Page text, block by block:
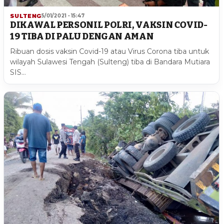
SULTENG5/01/2021 - 15:47
DIKAWAL PERSONIL POLRI, VAKSIN COVID-
19 TIBA DI PALU DENGAN AMAN
Ribuan dosis vaksin Covid-19 atau Virus Corona tiba untuk
wilayah Sulawesi Tengah (Sulteng) tiba di Bandara Mutiara
SIS…